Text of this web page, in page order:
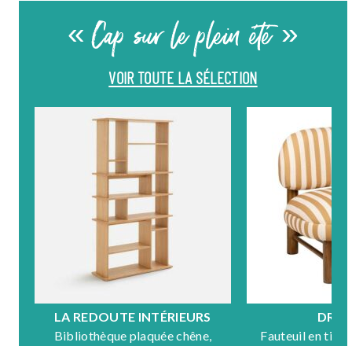
« Cap sur le plein été »
VOIR TOUTE LA SÉLECTION
LA REDOUTE INTÉRIEURS
Bibliothèque plaquée chêne,
Fauteuil en